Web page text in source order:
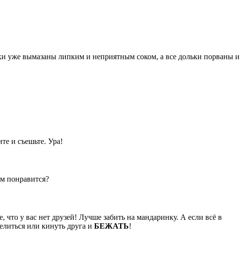
уже вымазаны липким и неприятным соком, а все дольки порваны и
и съешьте. Ура!
понравится?
у вас нет друзей! Лучше забить на мандаринку. А если всё в
или кинуть друга и БЕЖАТЬ!